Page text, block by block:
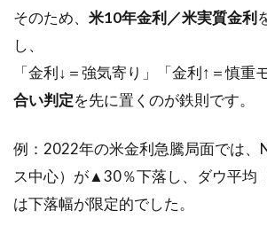
から
準）
10
め：
スク
リー
ニン
そのため、 米10年金利／米実質金利
し、
「金利↓＝強気寄り」「金利↑＝慎重
合い判定を先に置くのが鉄則です。
例：2022年の米金利急騰局面では、
ス中心）が▲30％下落し、ダウ平均
は下落幅が限定的でした。